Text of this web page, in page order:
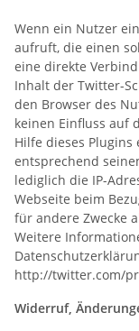
Wenn ein Nutzer
aufruft, die einen
eine direkte
Inhalt der Twitter-
den Browser des
keinen Einfluss auf
Hilfe dieses
entsprechend
lediglich die IP-
Webseite beim
für andere Zwecke
Weitere
http://twitter.com/
Widerruf,